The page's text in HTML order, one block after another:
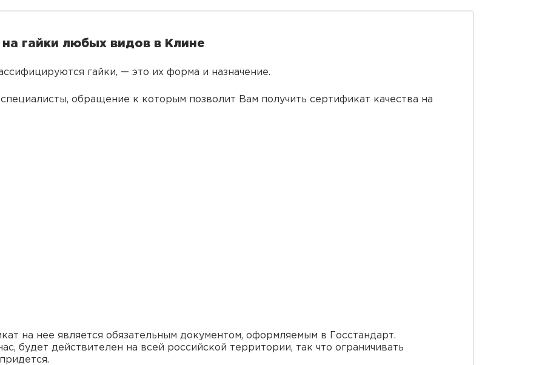
гайки любых видов в Клине
гайки, — это их форма и назначение.
обращение к которым позволит Вам получить сертификат качества на
на нее является обязательным документом, оформляемым в Госстандарт.
будет действителен на всей российской территории, так что ограничивать